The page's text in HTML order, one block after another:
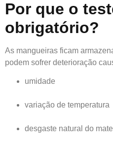
Por que o
obrigatório?
As mangueiras ficam
podem sofrer deterioração
umidade
variação de temperatura
desgaste natural do